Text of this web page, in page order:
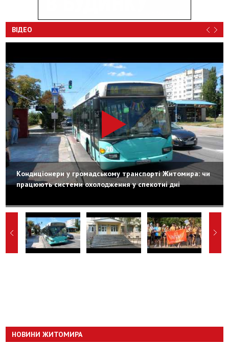
ВІДЕО
Кондиціонери у громадському транспорті Житомира: чи
працюють системи охолодження у спекотні дні
НОВИНИ ЖИТОМИРА